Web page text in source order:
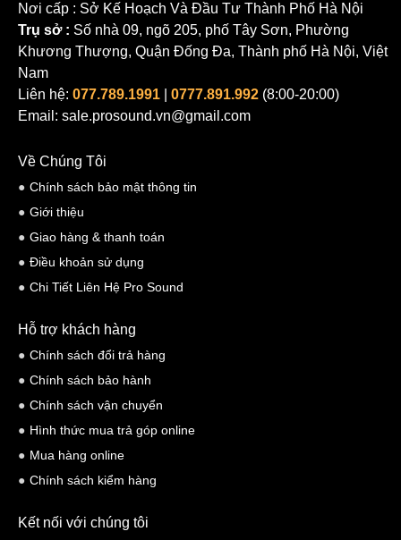
Nơi cấp : Sở Kế Hoạch Và Đầu Tư Thành Phố Hà Nội
Trụ sở : Số nhà 09, ngõ 205, phố Tây Sơn, Phường
Khương Thượng, Quận Đống Đa, Thành phố Hà Nội, Việt
Nam
Liên hệ: 077.789.1991 0777.891.992 (8:00-20:00)
Email: sale.prosound.vn@gmail.com
Về Chúng Tôi
Chính sách bảo mật thông tin
Giới thiệu
Giao hàng & thanh toán
Điều khoản sử dụng
Chi Tiết Liên Hệ Pro Sound
Hỗ trợ khách hàng
Chính sách đổi trả hàng
Chính sách bảo hành
Chính sách vận chuyển
Hình thức mua trả góp online
Mua hàng online
Chính sách kiểm hàng
Kết nối với chúng tôi